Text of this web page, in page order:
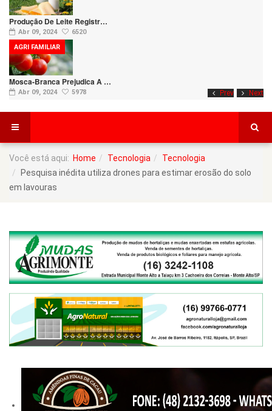
Prev Next
Produção De Leite Registr…
Abr 09, 2024 6520
Mosca-Branca Prejudica A …
Abr 09, 2024 5978
AGRI FAMILIAR
Você está aqui: Home Tecnologia
Tecnologia
Pesquisa inédita utiliza drones para estimar erosão do solo
em lavouras